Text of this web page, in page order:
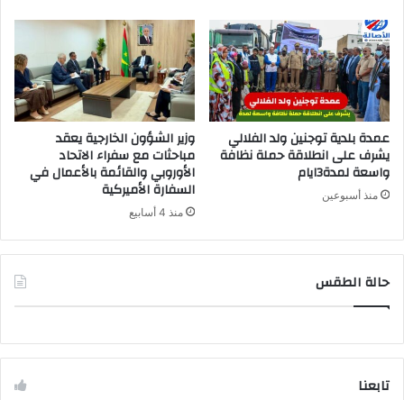
عمدة بلدية توجنين ولد الفلالي
يشرف على انطلاقة حملة نظافة
واسعة لمدة3ايام
منذ أسبوعين
وزير الشؤون الخارجية يعقد
مباحثات مع سفراء الاتحاد
الأوروبي والقائمة بالأعمال في
السفارة الأميركية
منذ 4 أسابيع
حالة الطقس
تابعنا